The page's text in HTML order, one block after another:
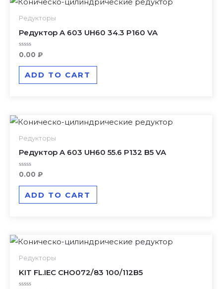
Редукторы
Редуктор A 603 UH60 34.3 P160 VA
Rated
0
out
0.00 ₽
ADD TO CART
Редукторы
Редуктор A 603 UH60 55.6 P132 B5 VA
Rated
out
0.00 ₽
ADD TO CART
Редукторы
KIT FL.IEC CHO072/83 100/112B5